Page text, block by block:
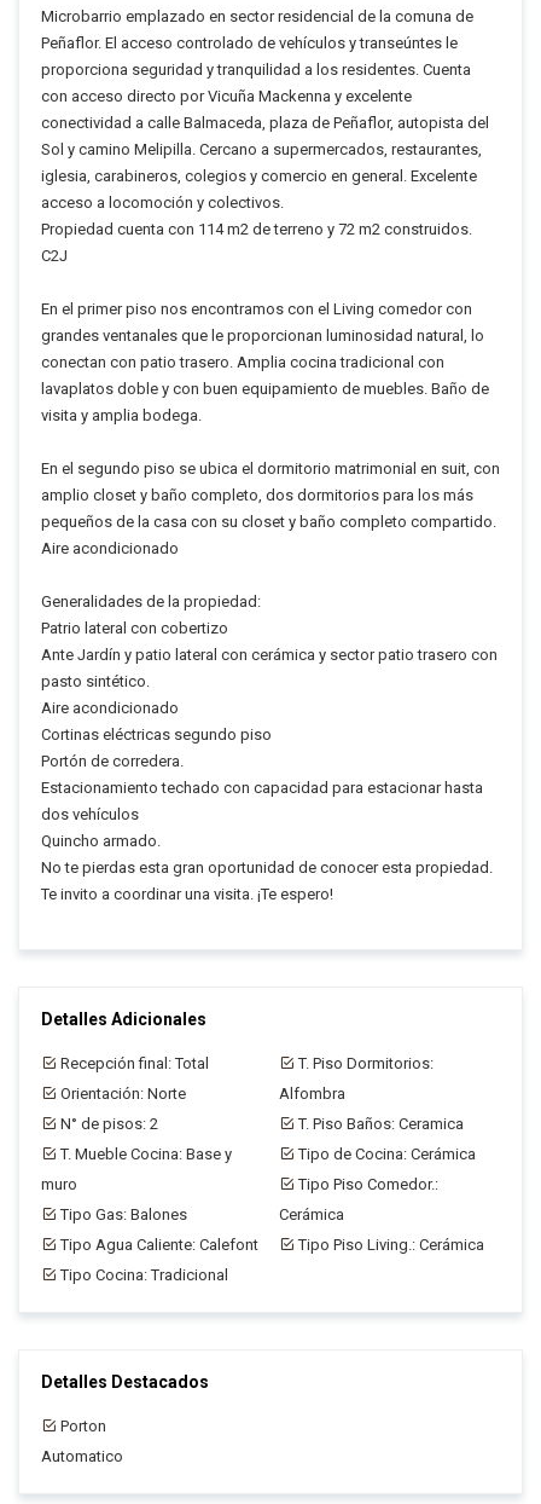
Microbarrio emplazado en sector residencial de la comuna de
Peñaflor. El acceso controlado de vehículos y transeúntes le
proporciona seguridad y tranquilidad a los residentes. Cuenta
con acceso directo por Vicuña Mackenna y excelente
conectividad a calle Balmaceda, plaza de Peñaflor, autopista del
Sol y camino Melipilla. Cercano a supermercados, restaurantes,
iglesia, carabineros, colegios y comercio en general. Excelente
acceso a locomoción y colectivos.
Propiedad cuenta con 114 m2 de terreno y 72 m2 construidos.
C2J
En el primer piso nos encontramos con el Living comedor con
grandes ventanales que le proporcionan luminosidad natural, lo
conectan con patio trasero. Amplia cocina tradicional con
lavaplatos doble y con buen equipamiento de muebles. Baño de
visita y amplia bodega.
En el segundo piso se ubica el dormitorio matrimonial en suit, con
amplio closet y baño completo, dos dormitorios para los más
pequeños de la casa con su closet y baño completo compartido.
Aire acondicionado
Generalidades de la propiedad:
Patrio lateral con cobertizo
Ante Jardín y patio lateral con cerámica y sector patio trasero con
pasto sintético.
Aire acondicionado
Cortinas eléctricas segundo piso
Portón de corredera.
Estacionamiento techado con capacidad para estacionar hasta
dos vehículos
Quincho armado.
No te pierdas esta gran oportunidad de conocer esta propiedad.
Te invito a coordinar una visita. ¡Te espero!
Detalles Adicionales
Recepción final: Total
Orientación: Norte
N° de pisos: 2
T. Mueble Cocina: Base y
muro
Tipo Gas: Balones
Tipo Agua Caliente: Calefont
Tipo Cocina: Tradicional
T. Piso Dormitorios:
Alfombra
T. Piso Baños: Ceramica
Tipo de Cocina: Cerámica
Tipo Piso Comedor.:
Cerámica
Tipo Piso Living.: Cerámica
Detalles Destacados
Porton
Automatico